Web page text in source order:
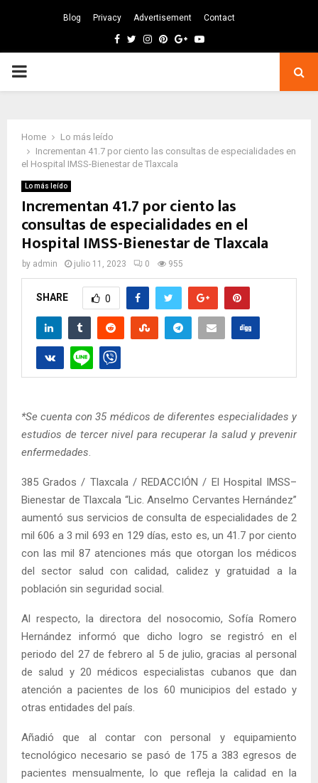
Blog Privacy Advertisement Contact
Facebook
TwitterInstagram
Pinterest
GoogleYoutube
PRIMARY
Home
Lo más leído
Incrementan 41.7 por ciento las consultas de especialidades en
el Hospital IMSS-Bienestar de Tlaxcala
Lo más leído
Incrementan 41.7 por ciento las
consultas de especialidades en el
Hospital IMSS-Bienestar de Tlaxcala
by admin julio 11, 2023 0 955
SHARE 0
*Se cuenta con 35 médicos de diferentes especialidades y
estudios de tercer nivel para recuperar la salud y prevenir
enfermedades
385 Grados / Tlaxcala / REDACCIÓN / El Hospital IMSS–
Bienestar de Tlaxcala “Lic. Anselmo Cervantes Hernández”
aumentó sus servicios de consulta de especialidades de 2
mil 606 a 3 mil 693 en 129 días, esto es, un 41.7 por ciento
con las mil 87 atenciones más que otorgan los médicos
del sector salud con calidad, calidez y gratuidad a la
población sin seguridad social.
Al respecto, la directora del nosocomio, Sofía Romero
Hernández informó que dicho logro se registró en el
periodo del 27 de febrero al 5 de julio, gracias al personal
de salud y 20 médicos especialistas cubanos que dan
atención a pacientes de los 60 municipios del estado y
otras entidades del país.
Añadió que al contar con personal y equipamiento
tecnológico necesario se pasó de 175 a 383 egresos de
pacientes mensualmente, lo que refleja la calidad en la